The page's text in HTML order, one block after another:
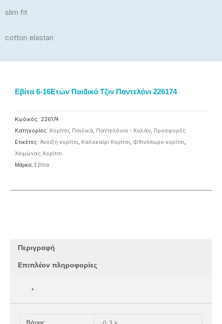
slim fit
cotton elastan
Εβίτα 6-16Ετών Παιδικό Τζιν Παντελόνι 226174
Κωδικός: 226174
Κατηγορίες: Κορίτσι, Παιδικά, Παντελόνια - Κολάν, Προσφορές
Ετικέτες: Άνοιξη κορίτσι, Καλοκαίρι Κορίτσι, Φθινόπωρο κορίτσι,
Χειμώνας Κορίτσι
Μάρκα: Eβίτα
Περιγραφή
Επιπλέον πληροφορίες
0,3 κ.